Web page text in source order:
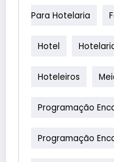
Para Hotelaria
Hotel
Hoteleiros
Programação
Programação